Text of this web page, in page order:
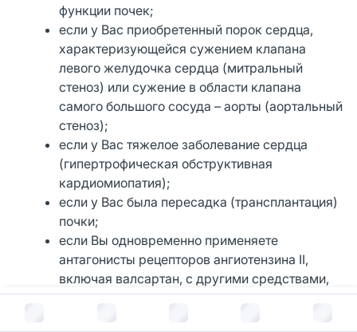
В корзину за руб.
функции почек;
если у Вас приобретенный порок сердца,
характеризующейся сужением клапана
левого желудочка сердца (митральный
стеноз) или сужение в области клапана
самого большого сосуда – аорты (аортальный
стеноз);
если у Вас тяжелое заболевание сердца
(гипертрофическая обструктивная
кардиомиопатия);
если у Вас была пересадка (трансплантация)
почки;
если Вы одновременно применяете
антагонисты рецепторов ангиотензина II,
включая валсартан, с другими средствами,
такими как ингибиторы АПФ (например,
каптоприл, эналаприл, периндоприл) или